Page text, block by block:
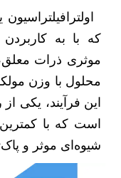
که با به
موثری ذرات معلق،
محلول با وزن
این فرآیند، یکی
است که با
شیوه‌ای موثر و